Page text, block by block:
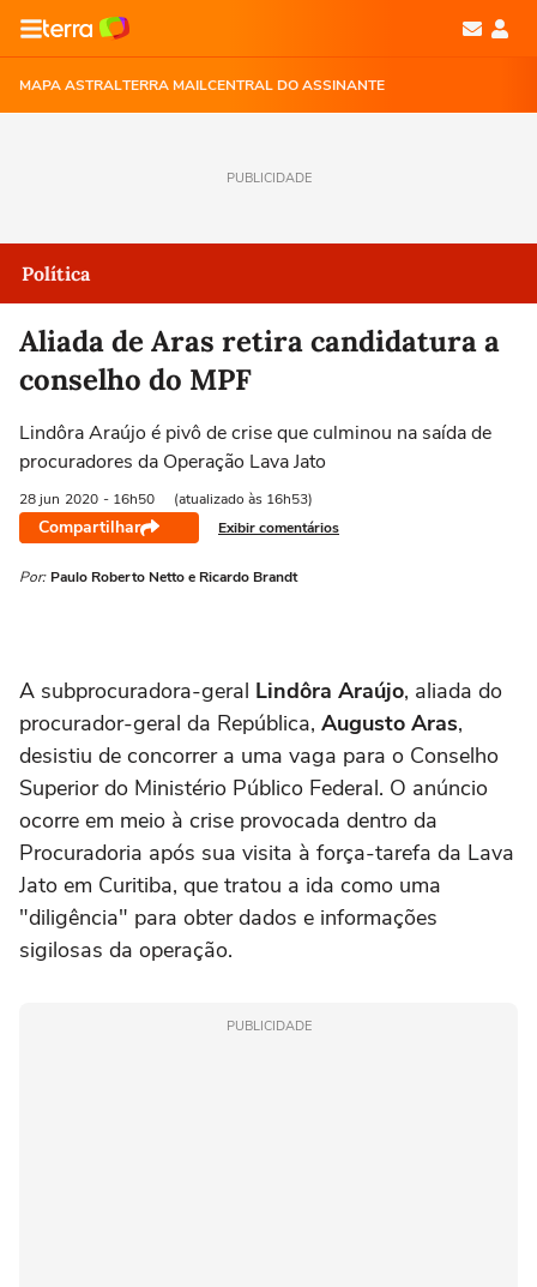
MAPA ASTRALTERRA MAILCENTRAL DO ASSINANTE
PUBLICIDADE
Política
Aliada de Aras retira candidatura a
conselho do MPF
Lindôra Araújo é pivô de crise que culminou na saída de
procuradores da Operação Lava Jato
28 jun 2020 - 16h50 (atualizado às 16h53)
Compartilhar Exibir comentários
Por: Paulo Roberto Netto e Ricardo Brandt
A subprocuradora-geral Lindôra Araújo, aliada do
procurador-geral da República, Augusto Aras,
desistiu de concorrer a uma vaga para o Conselho
Superior do Ministério Público Federal. O anúncio
ocorre em meio à crise provocada dentro da
Procuradoria após sua visita à força-tarefa da Lava
Jato em Curitiba, que tratou a ida como uma
"diligência" para obter dados e informações
sigilosas da operação.
PUBLICIDADE